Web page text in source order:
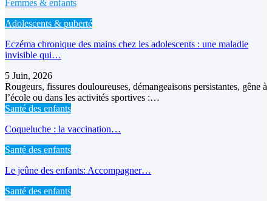
Femmes & enfants
Adolescents & puberté
Eczéma chronique des mains chez les adolescents : une maladie
invisible qui…
5 Juin, 2026
Rougeurs, fissures douloureuses, démangeaisons persistantes, gêne à
l’école ou dans les activités sportives :…
Santé des enfants
Coqueluche : la vaccination…
Santé des enfants
Le jeûne des enfants: Accompagner…
Santé des enfants